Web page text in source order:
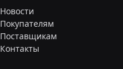
Новости
Покупателям
Поставщикам
Контакты